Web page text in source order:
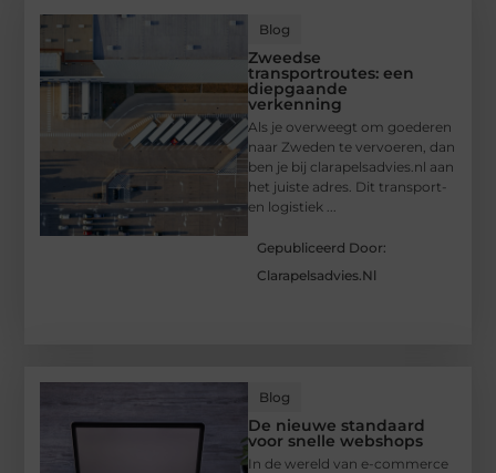
Blog
Zweedse
transportroutes: een
diepgaande
verkenning
Als je overweegt om goederen
naar Zweden te vervoeren, dan
ben je bij clarapelsadvies.nl aan
het juiste adres. Dit transport-
en logistiek ...
Gepubliceerd Door:
Clarapelsadvies.nl
Blog
De nieuwe standaard
voor snelle webshops
In de wereld van e-commerce